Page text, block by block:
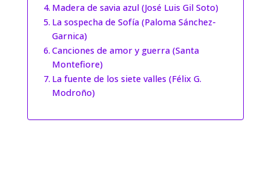
Madera de savia azul (José Luis Gil Soto)
La sospecha de Sofía (Paloma Sánchez-
Garnica)
Canciones de amor y guerra (Santa
Montefiore)
La fuente de los siete valles (Félix G.
Modroño)